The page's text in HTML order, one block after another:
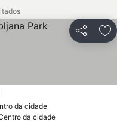
Partilhar
da cidadeVer preços
Ver preços
da cidade